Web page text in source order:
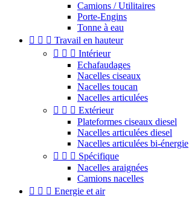
Camions / Utilitaires
Porte-Engins
Tonne à eau
   Travail en hauteur
   Intérieur
Echafaudages
Nacelles ciseaux
Nacelles toucan
Nacelles articulées
   Extérieur
Plateformes ciseaux diesel
Nacelles articulées diesel
Nacelles articulées bi-énergie
   Spécifique
Nacelles araignées
Camions nacelles
   Energie et air